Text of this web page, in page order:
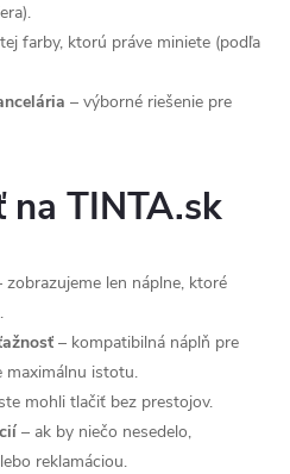
farby, ktorú práve miniete (podľa
– výborné riešenie pre
TINTA.sk
zobrazujeme len náplne, ktoré
– kompatibilná náplň pre
maximálnu istotu.
mohli tlačiť bez prestojov.
– ak by niečo nesedelo,
reklamáciou.